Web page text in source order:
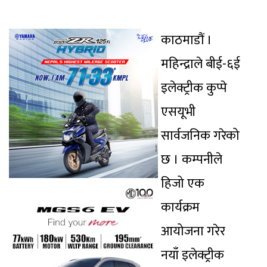
काठमाडौं ।
महिन्द्राले बीई-६ई
इलेक्ट्रीक कुप्पे
एसयूभी
सार्वजनिक गरेको
छ । कम्पनीले
हिजो एक
कार्यक्रम
आयोजना गरेर
नयाँ इलेक्ट्रीक